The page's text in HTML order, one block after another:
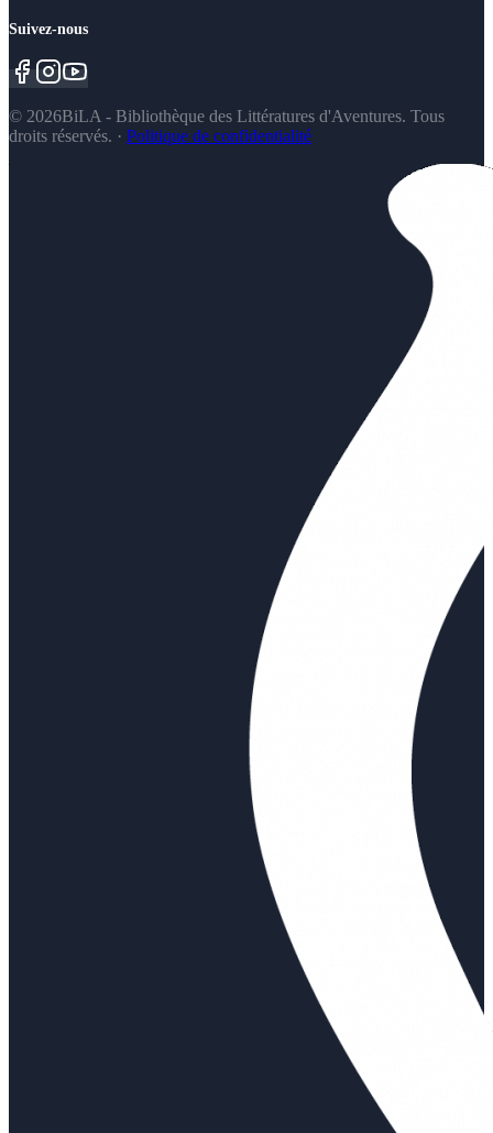
Suivez-nous
© 2026BiLA - Bibliothèque des Littératures d'Aventures. Tous
droits réservés. · Politique de confidentialité